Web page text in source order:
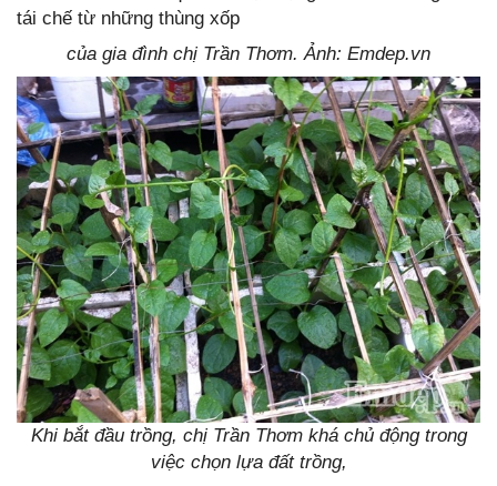
tái chế từ những thùng xốp
của gia đình chị Trần Thơm. Ảnh: Emdep.vn
Khi bắt đầu trồng, chị Trần Thơm khá chủ động trong
việc chọn lựa đất trồng,